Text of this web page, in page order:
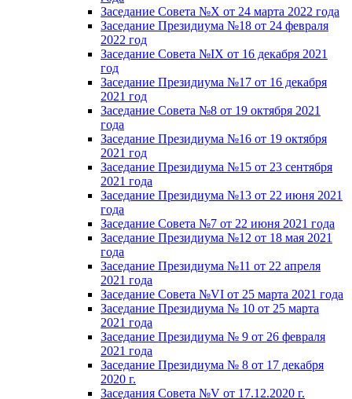
Заседание Совета №X от 24 марта 2022 года
Заседание Президиума №18 от 24 февраля
2022 год
Заседание Совета №IX от 16 декабря 2021
год
Заседание Президиума №17 от 16 декабря
2021 год
Заседание Совета №8 от 19 октября 2021
года
Заседание Президиума №16 от 19 октября
2021 год
Заседание Президиума №15 от 23 сентября
2021 года
Заседание Президиума №13 от 22 июня 2021
года
Заседание Совета №7 от 22 июня 2021 года
Заседание Президиума №12 от 18 мая 2021
года
Заседание Президиума №11 от 22 апреля
2021 года
Заседание Совета №VI от 25 марта 2021 года
Заседание Президиума № 10 от 25 марта
2021 года
Заседание Президиума № 9 от 26 февраля
2021 года
Заседание Президиума № 8 от 17 декабря
2020 г.
Заседания Совета №V от 17.12.2020 г.